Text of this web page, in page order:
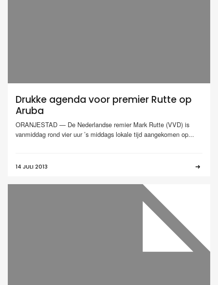
Drukke agenda voor premier Rutte op
Aruba
ORANJESTAD — De Nederlandse remier Mark Rutte (VVD) is
vanmiddag rond vier uur ’s middags lokale tijd aangekomen op...
14 JULI 2013